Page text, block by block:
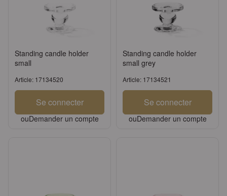
Standing candle holder
small
Article: 17134520
Se connecter
ouDemander un compte
Standing candle holder
small grey
Article: 17134521
Se connecter
ouDemander un compte